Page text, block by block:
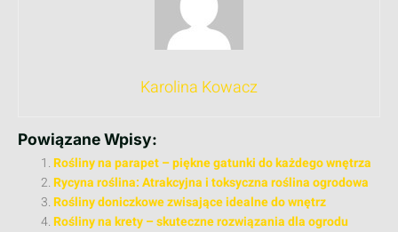
Karolina Kowacz
Powiązane Wpisy:
Rośliny na parapet – piękne gatunki do każdego wnętrza
Rycyna roślina: Atrakcyjna i toksyczna roślina ogrodowa
Rośliny doniczkowe zwisające idealne do wnętrz
Rośliny na krety – skuteczne rozwiązania dla ogrodu